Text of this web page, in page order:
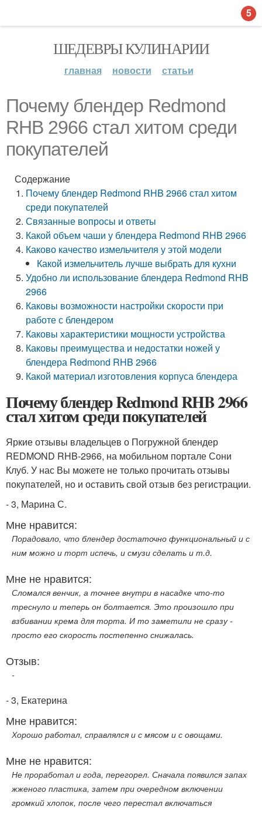
ШЕДЕВРЫ КУЛИНАРИИ
главная новости статьи
Почему блендер Redmond
RHB 2966 стал хитом среди
покупателей
Содержание
Почему блендер Redmond RHB 2966 стал хитом
среди покупателей
Связанные вопросы и ответы
Какой объем чаши у блендера Redmond RHB 2966
Каково качество измельчителя у этой модели
Какой измельчитель лучше выбрать для кухни
Удобно ли использование блендера Redmond RHB
2966
Каковы возможности настройки скорости при
работе с блендером
Каковы характеристики мощности устройства
Каковы преимущества и недостатки ножей у
блендера Redmond RHB 2966
Какой материал изготовления корпуса блендера
Почему блендер Redmond RHB 2966
стал хитом среди покупателей
Яркие отзывы владельцев о Погружной блендер
REDMOND RHB-2966, на мобильном портале Сони
Клуб. У нас Вы можете не только прочитать отзывы
покупателей, но и оставить свой отзыв без регистрации.
- 3, Марина С.
Мне нравится:
Порадовало, что блендер достаточно функциональный и с
ним можно и торт испечь, и смузи сделать и т.д.
Мне не нравится:
Сломался венчик, а точнее внутри в насадке что-то
треснуло и теперь он болтается. Это произошло при
взбивании крема для торта. И то заметили не сразу -
просто его скорость постепенно снижалась.
Отзыв:
-
- 3, Екатерина
Мне нравится:
Хорошо работал, справлялся и с мясом и с овощами.
Мне не нравится:
Не проработал и года, перегорел. Сначала появился запах
жженого пластика, затем при очередном включении
громкий хлопок, после чего перестал включаться
5